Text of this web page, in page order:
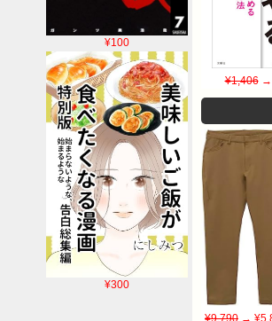
¥100
¥300
¥1,406→
¥9,790 →